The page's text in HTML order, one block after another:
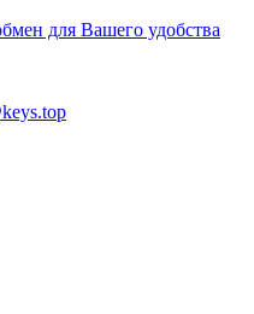
для Вашего удобства